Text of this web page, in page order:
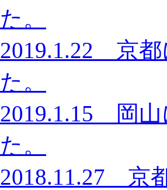
た。
2019.1.22 京都
た。
2019.1.15 岡山
た。
2018.11.27 京